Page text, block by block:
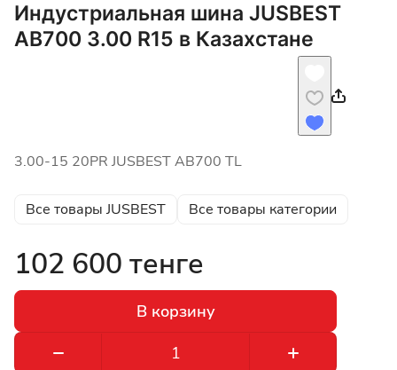
Индустриальная шина JUSBEST
AB700 3.00 R15 в Казахстане
3.00-15 20РR JUSBEST AB700 TL
Все товары JUSBEST Все товары категории
102 600 тенге
В корзину